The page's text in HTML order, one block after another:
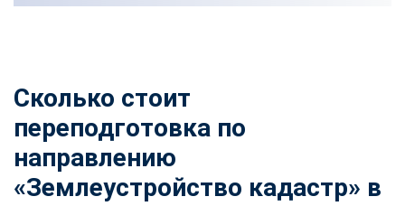
Сколько стоит
переподготовка по
направлению
«Землеустройство кадастр» в